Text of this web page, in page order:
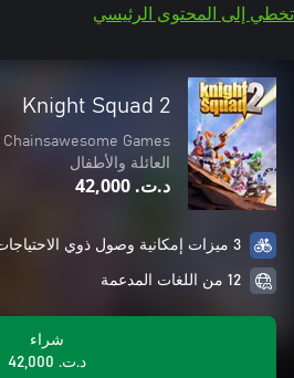
تخطي إلى المحتوى الرئيسي
Knight Squad 2
Chainsawesome Games
العائلة والأطفال
د.ت.‏ 42,000
3 ميزات إمكانية وصول ذوي الاحتياجات الخاصة
12 من اللغات المدعمة
شراء
د.ت.‏ 42,000